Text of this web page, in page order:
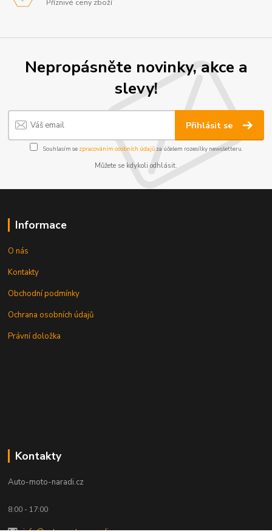
Příznivé ceny zboží
Nepropásněte novinky, akce a
slevy!
Přihlásit se
Souhlasím se zpracováním osobních údajůza účelem rozesílky newsletteru.
Můžete se kdykoli odhlásit.
Informace
O nás
Kontakty
Obchodní podmínky
Ochrana osobních údajů
Právní doložka
Kontakty
Auto-moto-naradi.cz
8:00 - 17:00